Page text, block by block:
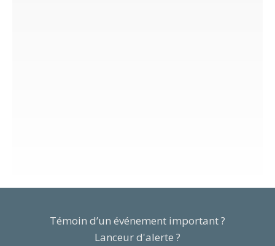
Témoin d’un événement important ?
Lanceur d'alerte ?